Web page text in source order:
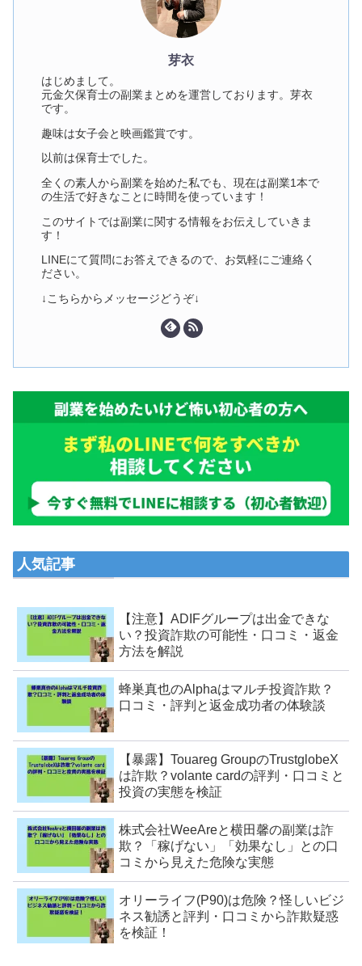
芽衣
はじめまして。
元金欠保育士の副業まとめを運営しております。芽衣
です。
趣味は女子会と映画鑑賞です。
以前は保育士でした。
全くの素人から副業を始めた私でも、現在は副業1本で
の生活で好きなことに時間を使っています！
このサイトでは副業に関する情報をお伝えしていきま
す！
LINEにて質問にお答えできるので、お気軽にご連絡く
ださい。
↓こちらからメッセージどうぞ↓
人気記事
【注意】ADIFグループは出金できな
い？投資詐欺の可能性・口コミ・返金
方法を解説
蜂巣真也のAlphaはマルチ投資詐欺？
口コミ・評判と返金成功者の体験談
【暴露】Touareg GroupのTrustglobeX
は詐欺？volante cardの評判・口コミと
投資の実態を検証
株式会社WeeAreと横田馨の副業は詐
欺？「稼げない」「効果なし」との口
コミから見えた危険な実態
オリーライフ(P90)は危険？怪しいビジ
ネス勧誘と評判・口コミから詐欺疑惑
を検証！